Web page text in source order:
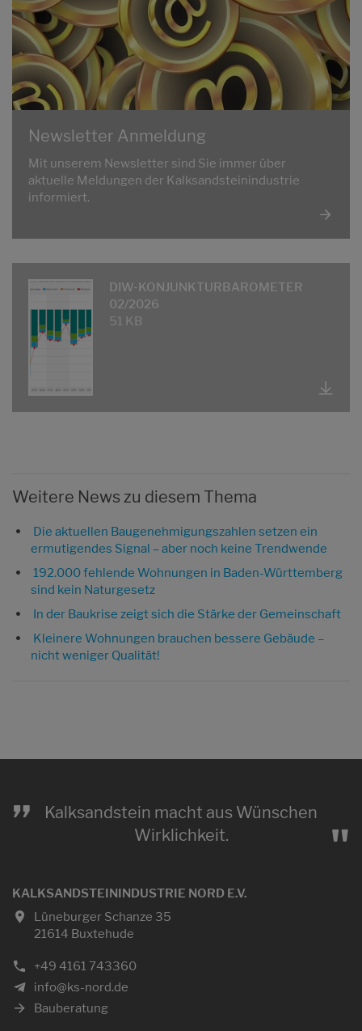
Newsletter Anmeldung
Mit unserem Newsletter sind Sie immer über
aktuelle Meldungen der Kalksandsteinindustrie
informiert.
DIW-KONJUNKTURBAROMETER
02/2026
51 KB
Weitere News zu diesem Thema
Die aktuellen Baugenehmigungszahlen setzen ein
ermutigendes Signal – aber noch keine Trendwende
192.000 fehlende Wohnungen in Baden-Württemberg
sind kein Naturgesetz
In der Baukrise zeigt sich die Stärke der Gemeinschaft
Kleinere Wohnungen brauchen bessere Gebäude –
nicht weniger Qualität!
„
Kalksandstein macht aus Wünschen
Wirklichkeit.
"
KALKSANDSTEININDUSTRIE NORD E.V.
Lüneburger Schanze 35
21614 Buxtehude
+49 4161 743360
info@ks-nord.de
Bauberatung